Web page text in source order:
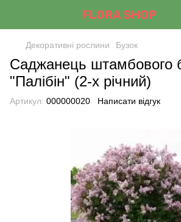
Декоративні рослини Бузок
Саджанець штамбового
"Палібін" (2-х річний)
Артикул: 000000020 Написати відгук